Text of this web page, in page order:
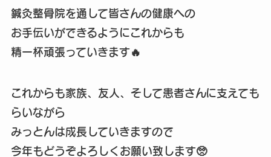
鍼灸整骨院を通して皆さんの健康への
お手伝いができるようにこれからも
精一杯頑張っていきます🔥
これからも家族、友人、そして患者さんに支えても
らいながら
みっとんは成長していきますので
今年もどうぞよろしくお願い致します🥺